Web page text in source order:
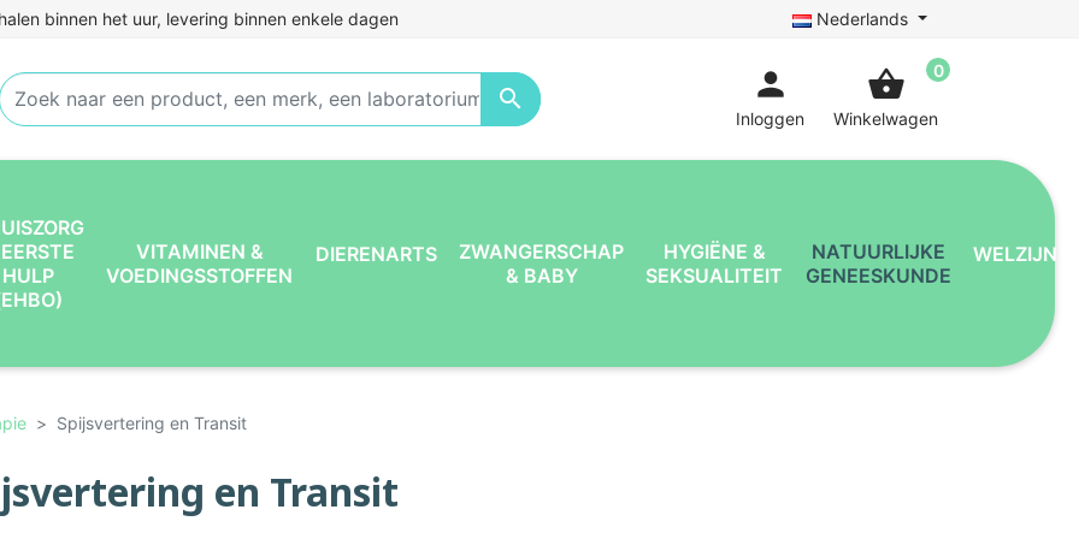
binnen het uur, levering binnen enkele dagen Nederlands
 person
Inloggen
shopping_basket 0
Winkelwagen
HULP
VITAMINEN &
VOEDINGSSTOFFEN
DIERENARTS
ZWANGERSCHAP
& BABY
HYGIËNE &
SEKSUALITEIT
NATUURLIJKE
GENEESKUNDE
WELZIJN
Spijsvertering en Transit
en Transit